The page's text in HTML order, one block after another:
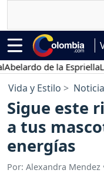
de la EspriellaLiga
Vida y Estilo
Sigue este
a tus
energías
Por: Alexandra Mendez